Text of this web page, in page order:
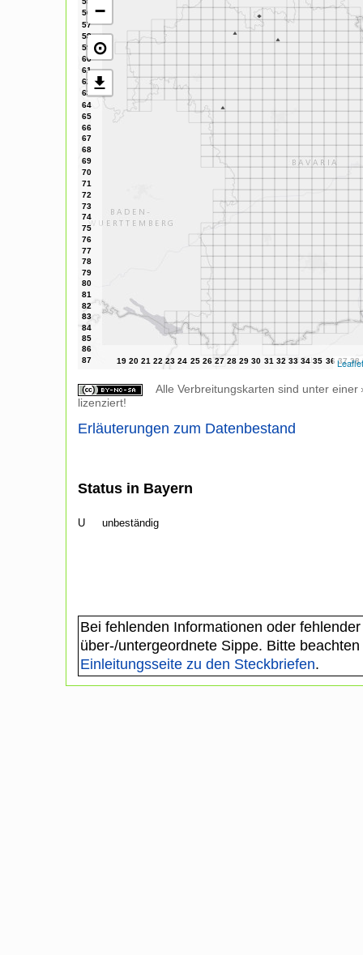
−
⊙
Leaflet
Alle Verbreitungskarten sind unter einer
lizenziert!
Erläuterungen zum Datenbestand
Status in Bayern
U unbeständig
Bei fehlenden Informationen oder
über-/untergeordnete Sippe. Bitte
Einleitungsseite zu den Steckbriefen.